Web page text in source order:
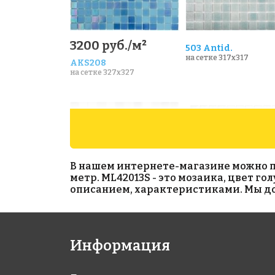
3200 руб./м²
AKS208
на сетке 327x327
503 Antid.
на сетке 317x317
на сетке 317x317
В нашем интернете-магазине можно
метр. ML42013S - это мозаика, цвет
описанием, характеристиками. Мы
Информация